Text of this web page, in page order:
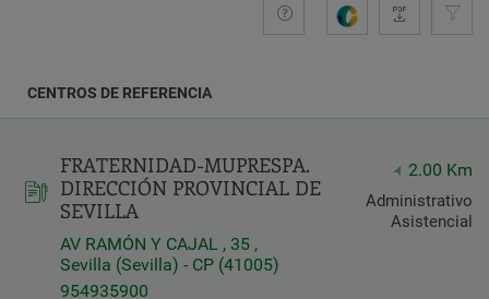
G
a
+compromiso
Guide
Latitud
Longitud
CENTROS DE REFERENCIA
FRATERNIDAD-MUPRESPA.
DIRECCIÓN PROVINCIAL DE
SEVILLA
AV RAMÓN Y CAJAL , 35 ,
Sevilla (Sevilla) - CP (41005)
954935900
2.00 Km
Administrativo
Asistencial